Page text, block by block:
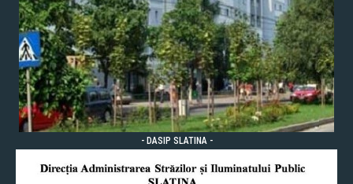
- DASIP SLATINA -